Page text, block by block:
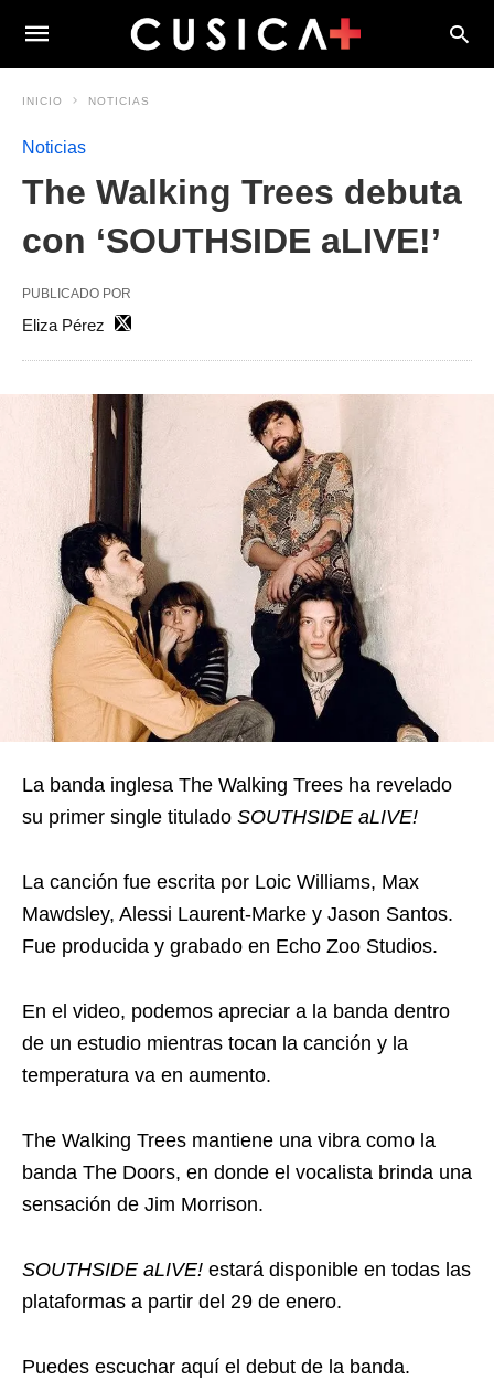
INICIO NOTICIAS
Noticias
The Walking Trees debuta
con ‘SOUTHSIDE aLIVE!’
PUBLICADO POR
Eliza Pérez
La banda inglesa The Walking Trees ha revelado
su primer single titulado SOUTHSIDE aLIVE!
La canción fue escrita por Loic Williams, Max
Mawdsley, Alessi Laurent-Marke y Jason Santos.
Fue producida y grabado en Echo Zoo Studios.
En el video, podemos apreciar a la banda dentro
de un estudio mientras tocan la canción y la
temperatura va en aumento.
The Walking Trees mantiene una vibra como la
banda The Doors, en donde el vocalista brinda una
sensación de Jim Morrison.
SOUTHSIDE aLIVE! estará disponible en todas las
plataformas a partir del 29 de enero.
Puedes escuchar aquí el debut de la banda.